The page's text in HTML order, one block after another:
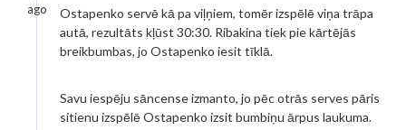
ago
Ostapenko servē kā pa viļņiem, tomēr izspēlē viņa trāpa
autā, rezultāts kļūst 30:30. Ribakina tiek pie kārtējās
breikbumbas, jo Ostapenko iesit tīklā.
Savu iespēju sāncense izmanto, jo pēc otrās serves pāris
sitienu izspēlē Ostapenko izsit bumbiņu ārpus laukuma.